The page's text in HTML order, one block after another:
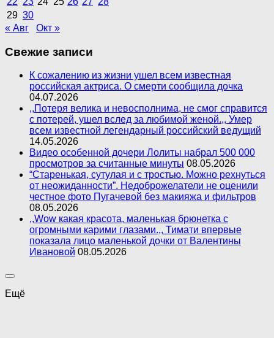
29 30
« Авг
Окт »
Свежие записи
К сожалению из жизни ушел всем известная
российская актриса. О смерти сообщила дочка
04.07.2026
,,Потеря велика и невосполнима, не смог справится
с потерей, ушел вслед за любимой женой.,, Умер
всем известной легендарный российский ведущий
14.05.2026
Видео особенной дочери Лолиты набрал 500 000
просмотров за считанные минуты 08.05.2026
“Старенькая, сутулая и с тростью. Можно рехнуться
от неожиданности”. Недоброжелатели не оценили
честное фото Пугачевой без макияжа и фильтров
08.05.2026
,,Wow какая красота, маленькая брюнетка с
огромными карими глазами.,, Тимати впервые
показала лицо маленькой дочки от Валентины
Ивановой 08.05.2026
Ещё